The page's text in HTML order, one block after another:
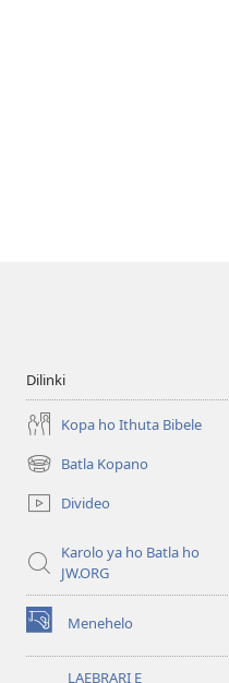
Dilinki
Kopa ho Ithuta Bibele
Batla Kopano
(opens
new
window)
Divideo
Karolo ya ho Batla ho
JW.ORG
Menehelo
(opens
new
window)LAEBRARI E